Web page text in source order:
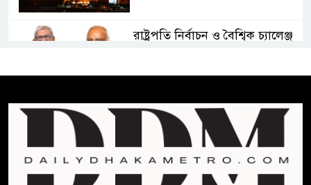
রাষ্ট্রপতি নির্বাচন ও বৈশ্বিক চ্যালেঞ্জ
বেঁচে নিলো বিএনপি
“বাংলাদেশি পাসপোর্ট বলে ওরা
আমাদের হোটলে নেয়নি’